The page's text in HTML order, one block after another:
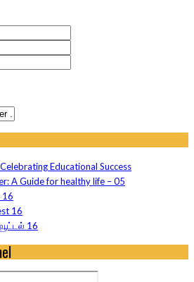
Educational Success
A Guide for healthy life – 05
16
16
16